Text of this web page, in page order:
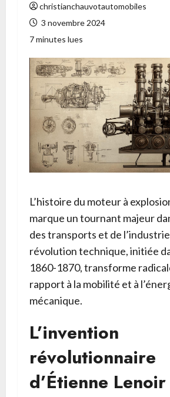
christianchauvotautomobiles
3 novembre 2024
7 minutes lues
L’histoire du moteur à
marque un tournant majeur
des transports et de
révolution technique, initiée
1860-1870, transforme
rapport à la mobilité et à
mécanique.
L’invention
révolutionnaire
d’Étienne Lenoir